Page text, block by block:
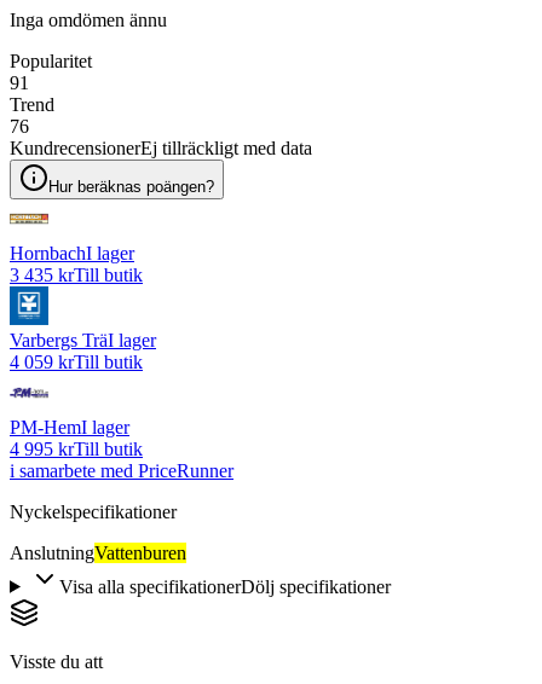
Inga omdömen ännu
Popularitet
91
Trend
76
KundrecensionerEj tillräckligt med data
Hur beräknas poängen?
HornbachI lager
3 435 krTill butik
Varbergs TräI lager
4 059 krTill butik
PM-HemI lager
4 995 krTill butik
i samarbete med PriceRunner
Nyckelspecifikationer
AnslutningVattenburen
Visa alla specifikationerDölj specifikationer
Visste du att